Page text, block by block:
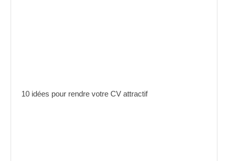
10 idées pour rendre votre CV attractif